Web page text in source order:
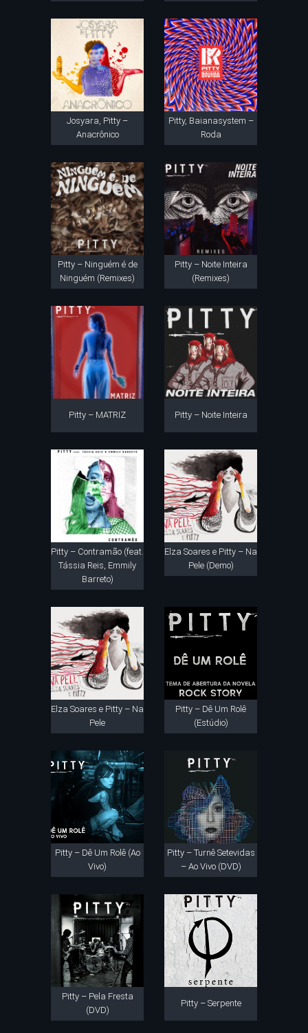
Josyara, Pitty –
Anacrônico
Pitty, Baianasystem –
Roda
Pitty – Ninguém é de
Ninguém (Remixes)
Pitty – Noite Inteira
(Remixes)
Pitty – MATRIZ Pitty – Noite Inteira
Pitty – Contramão (feat.
Tássia Reis, Emmily
Barreto)
Elza Soares e Pitty – Na
Pele (Demo)
Elza Soares e Pitty – Na
Pele
Pitty – Dê Um Rolê
(Estúdio)
Pitty – Dê Um Rolê (Ao
Vivo)
Pitty – Turnê Setevidas
– Ao Vivo (DVD)
Pitty – Pela Fresta
(DVD)
Pitty – Serpente